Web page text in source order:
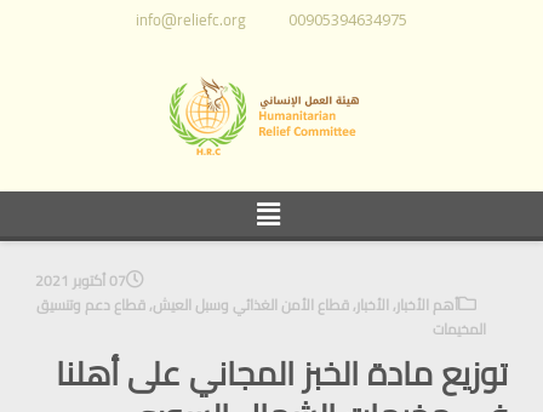
00905394634975
info@reliefc.org
07 أكتوبر 2021
أهم الأخبار,الأخبار,قطاع الأمن الغذائي وسبل العيش,قطاع دعم وتنسيق
المخيمات
توزيع مادة الخبز المجاني على أهلنا